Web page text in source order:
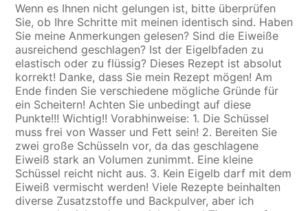
Wenn es Ihnen nicht gelungen ist, bitte überprüfen
Sie, ob Ihre Schritte mit meinen identisch sind. Haben
Sie meine Anmerkungen gelesen? Sind die Eiweiße
ausreichend geschlagen? Ist der Eigelbfaden zu
elastisch oder zu flüssig? Dieses Rezept ist absolut
korrekt! Danke, dass Sie mein Rezept mögen! Am
Ende finden Sie verschiedene mögliche Gründe für
ein Scheitern! Achten Sie unbedingt auf diese
Punkte!!! Wichtig!! Vorabhinweise: 1. Die Schüssel
muss frei von Wasser und Fett sein! 2. Bereiten Sie
zwei große Schüsseln vor, da das geschlagene
Eiweiß stark an Volumen zunimmt. Eine kleine
Schüssel reicht nicht aus. 3. Kein Eigelb darf mit dem
Eiweiß vermischt werden! Viele Rezepte beinhalten
diverse Zusatzstoffe und Backpulver, aber ich